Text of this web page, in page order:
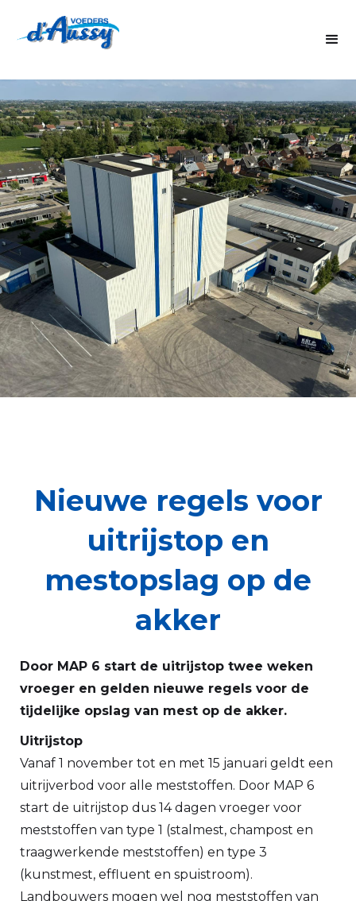
Nieuwe regels voor
uitrijstop en
mestopslag op de
akker
Door MAP 6 start de uitrijstop twee weken
vroeger en gelden nieuwe regels voor de
tijdelijke opslag van mest op de akker.
Uitrijstop
Vanaf 1 november tot en met 15 januari geldt een
uitrijverbod voor alle meststoffen. Door MAP 6
start de uitrijstop dus 14 dagen vroeger voor
meststoffen van type 1 (stalmest, champost en
traagwerkende meststoffen) en type 3
(kunstmest, effluent en spuistroom).
Landbouwers mogen wel nog meststoffen van